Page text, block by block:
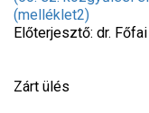
(melléklet2)
Előterjesztő: dr.
Zárt ülés